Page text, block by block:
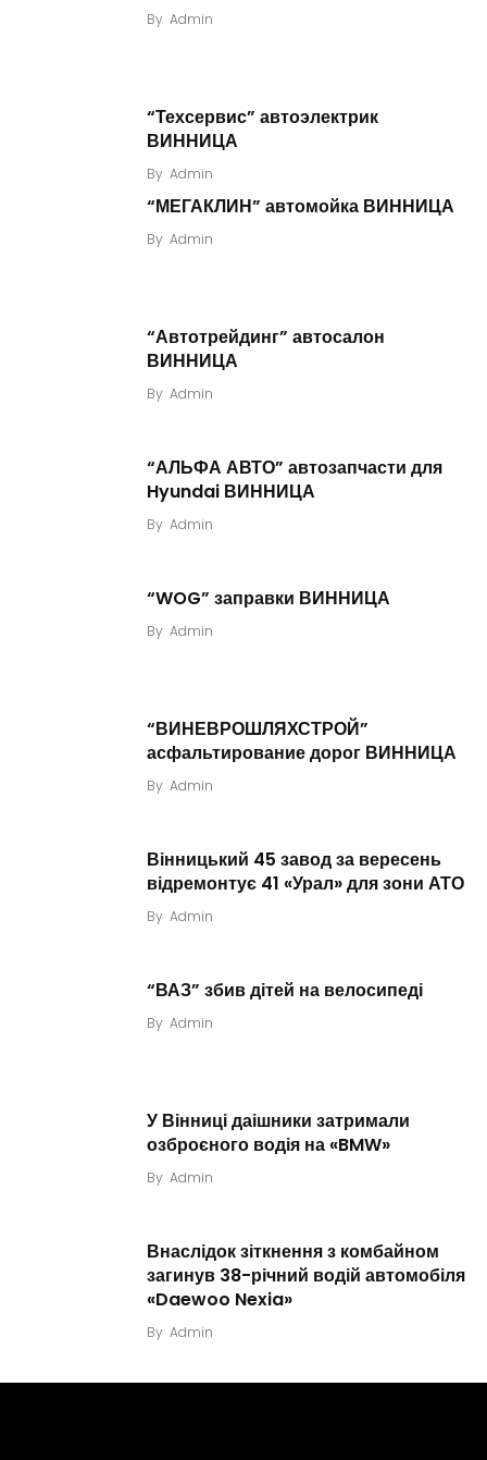
By Admin
“Техсервис” автоэлектрик
ВИННИЦА
By Admin
“МЕГАКЛИН” автомойка ВИННИЦА
By Admin
“Автотрейдинг” автосалон
ВИННИЦА
By Admin
“АЛЬФА АВТО” автозапчасти для
Hyundai ВИННИЦА
By Admin
“WOG” заправки ВИННИЦА
By Admin
“ВИНЕВРОШЛЯХСТРОЙ”
асфальтирование дорог ВИННИЦА
By Admin
Вінницький 45 завод за вересень
відремонтує 41 «Урал» для зони АТО
By Admin
“ВАЗ” збив дітей на велосипеді
By Admin
У Вінниці даішники затримали
озброєного водія на «BMW»
By Admin
Внаслідок зіткнення з комбайном
загинув 38-річний водій автомобіля
«Daewoo Nexia»
By Admin